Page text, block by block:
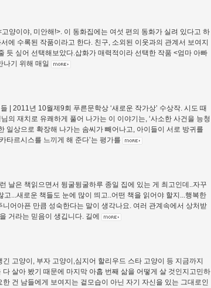
양이야, 미안해!>. 이 동화집에는 여섯 편의 동화가 실려 있다고 하
에 수록된 작품이라고 한다. 친구, 소외된 이웃과의 관계서 보여지
듯 싶어 선택해보았다.삽화가 매력적이라 선택한 작품 <엄마 아빠
나기 위해 매일
| 2011년 10월제9회 푸른문학상 ‘새로운 작가상’ 수상작. 시도 때
의 재치로 유쾌하게 풀어 나가는 이 이야기는, ‘사소한 사건을 능청
일상으로 확장해 나가는 솜씨가 빼어나고, 아이들이 서로 방귀를
타르시스를 느끼게 해 준다’는 평가를
날은 책읽으면서 뒹굴뒹굴하루 종일 집에 있는 게 최고인데..자꾸
...새로운 책들도 눈에 많이 띄고..어떤 책을 읽어야 할지...행복한
어아픈 만큼 성숙한다는 말이 생각나요. 여러 관계속에서 상처받
거라는 믿음이 생깁니다. 길에
고양이, 부자 고양이,심지어 할리우드 스타 고양이 등 지금까지
살아 봤기 때문에 마지막 아홉 번째 삶을 어떻게 살 것인지고민하
건 남들에게 보여지는 겉모습이 아닌 자기 자신을 있는 그대로인